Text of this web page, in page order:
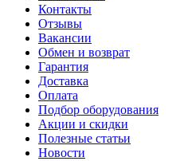
Контакты
Отзывы
Вакансии
Обмен и возврат
Гарантия
Доставка
Оплата
Подбор оборудования
Акции и скидки
Полезные статьи
Новости